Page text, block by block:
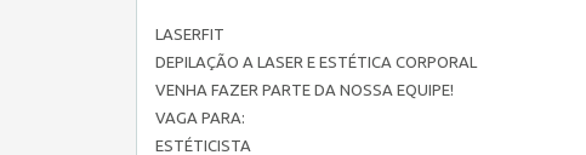
LASERFIT
DEPILAÇÃO A LASER E ESTÉTICA CORPORAL
VENHA FAZER PARTE DA NOSSA EQUIPE!
VAGA PARA:
ESTÉTICISTA